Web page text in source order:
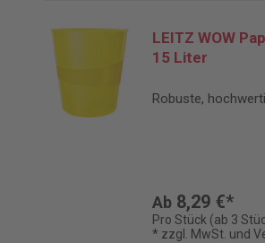
LEITZ WOW
15 Liter
Robuste,
Ab 8,29 €*
Pro Stück (ab 3
* zzgl. MwSt. und